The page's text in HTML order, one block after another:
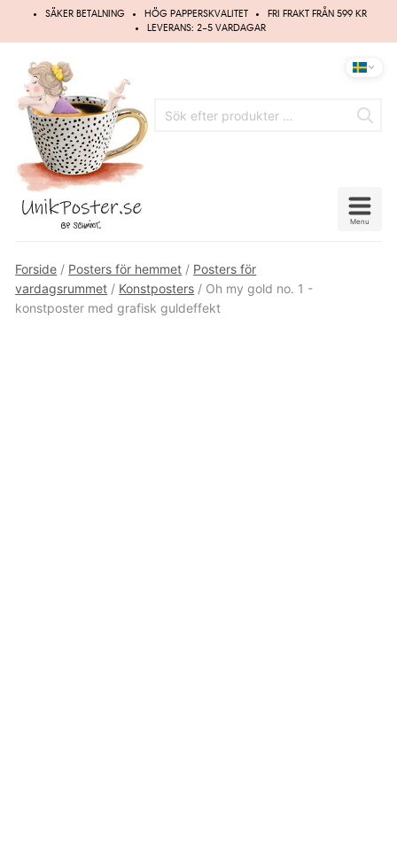
Hoppa
SÄKER BETALNING HÖG PAPPERSKVALITET
FRI FRAKT FRÅN 599 KR
LEVERANS: 2–5 VARDAGAR
Menu
Forside / Posters för hemmet / Posters för
vardagsrummet / Konstposters / Oh my gold no. 1 -
konstposter med grafisk guldeffekt